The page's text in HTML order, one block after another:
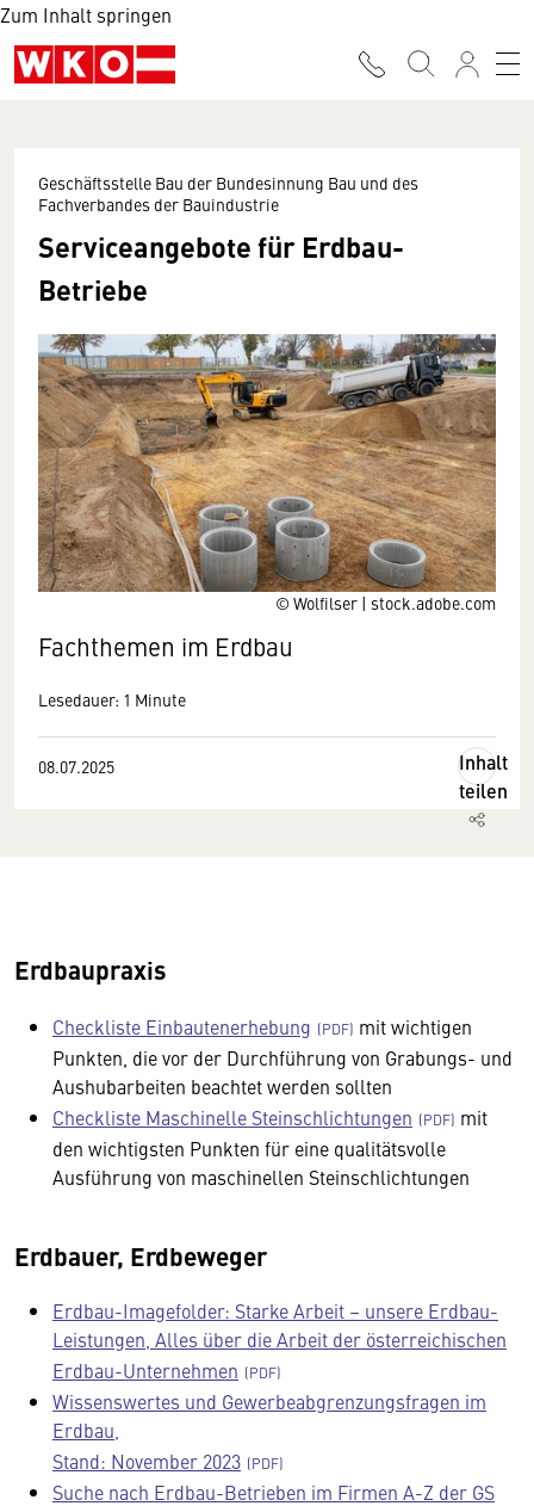
Zum Inhalt springen
© Wolfilser | stock.adobe.com
Geschäftsstelle Bau der Bundesinnung Bau und des
Fachverbandes der Bauindustrie
Serviceangebote für Erdbau-
Betriebe
Fachthemen im Erdbau
Lesedauer: 1 Minute
08.07.2025
Inhalt
teilen
Erdbaupraxis
Checkliste Einbautenerhebung
mit wichtigen
Punkten, die vor der Durchführung von Grabungs- und
Aushubarbeiten beachtet werden sollten
Checkliste Maschinelle Steinschlichtungen
mit
den wichtigsten Punkten für eine qualitätsvolle
Ausführung von maschinellen Steinschlichtungen
Erdbauer, Erdbeweger
Erdbau-Imagefolder: Starke Arbeit – unsere Erdbau-
Leistungen, Alles über die Arbeit der österreichischen
Erdbau-Unternehmen
Wissenswertes und Gewerbeabgrenzungsfragen im
Erdbau,
Stand: November 2023
Suche nach Erdbau-Betrieben im Firmen A-Z der GS